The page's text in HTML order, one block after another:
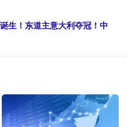
生！东道主意大利夺冠！中